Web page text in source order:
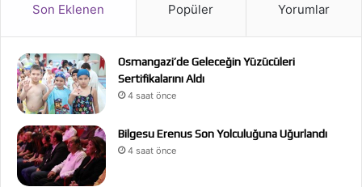
Son Eklenen Popüler Yorumlar
Osmangazi’de Geleceğin Yüzücüleri
Sertifikalarını Aldı
4 saat önce
Bilgesu Erenus Son Yolculuğuna Uğurlandı
4 saat önce